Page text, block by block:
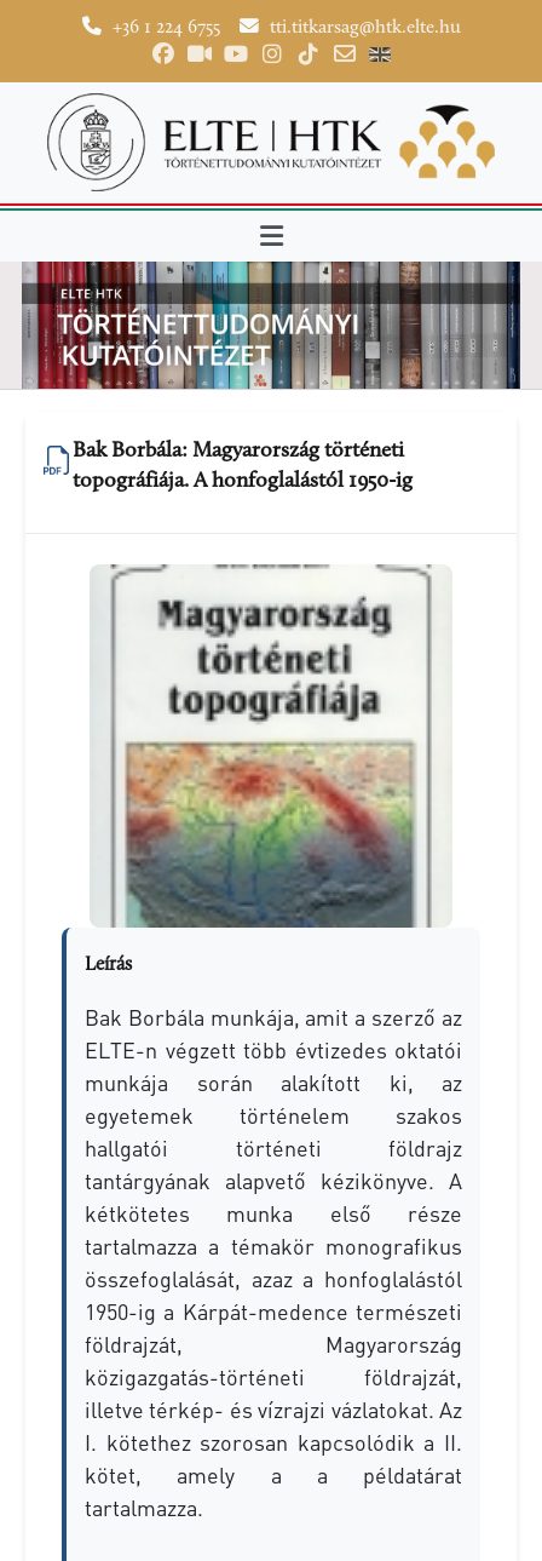
+36 1 224 6755 tti.titkarsag@htk.elte.hu
Bak Borbála: Magyarország történeti
topográfiája. A honfoglalástól 1950-ig
Leírás
Bak Borbála munkája, amit a szerző az
ELTE-n végzett több évtizedes oktatói
munkája során alakított ki, az
egyetemek történelem szakos
hallgatói történeti földrajz
tantárgyának alapvető kézikönyve. A
kétkötetes munka első része
tartalmazza a témakör monografikus
összefoglalását, azaz a honfoglalástól
1950-ig a Kárpát-medence természeti
földrajzát, Magyarország
közigazgatás-történeti földrajzát,
illetve térkép- és vízrajzi vázlatokat. Az
I. kötethez szorosan kapcsolódik a II.
kötet, amely a a példatárat
tartalmazza.